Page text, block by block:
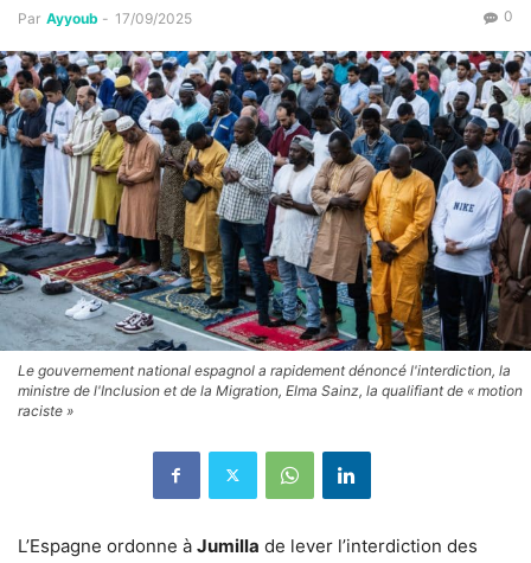
Par Ayyoub - 17/09/2025 0
Le gouvernement national espagnol a rapidement dénoncé l'interdiction, la
ministre de l'Inclusion et de la Migration, Elma Sainz, la qualifiant de « motion
raciste »
L’Espagne ordonne à Jumilla de lever l’interdiction des